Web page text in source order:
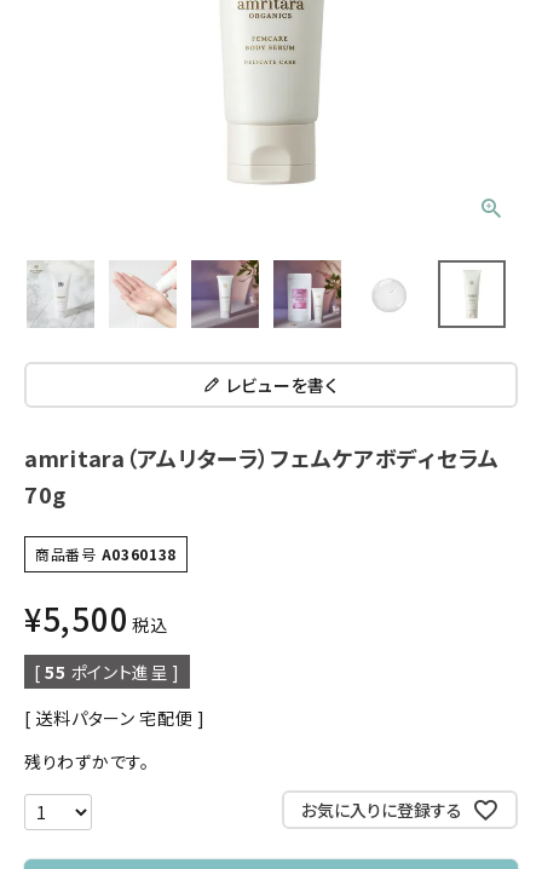
レビューを書く
amritara（アムリターラ）フェムケアボディセラム
70g
商品番号 A0360138
¥5,500 税込
[ 55 ポイント進呈 ]
送料パターン 宅配便
残りわずかです。
お気に入りに登録する